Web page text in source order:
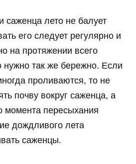
саженца лето не балует
его следует регулярно и
на протяжении всего
нужно так же бережно. Если
проливаются, то не
почву вокруг саженца, а
момента пересыхания
дождливого лета
саженцы.